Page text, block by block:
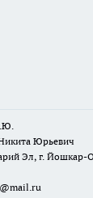
Юрьевич
Эл, г. Йошкар-